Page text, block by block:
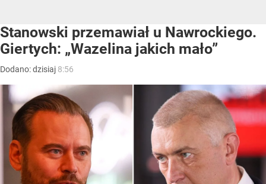
Stanowski przemawiał u Nawrockiego.
Giertych: „Wazelina jakich mało”
Dodano:dzisiaj 8:56